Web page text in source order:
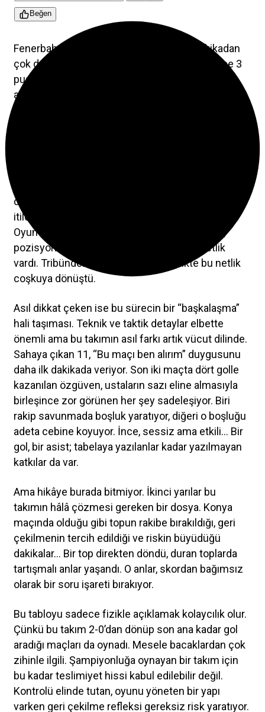
Beğen
Fenerbahçe için bu maç, tabeladaki 90 dakikadan
çok daha fazlasıydı. Bir gün önce hedef sadece 3
puandı; bir gün sonra ise sahaya çıkan şey tam
anlamıyla bir camia refleksi oldu. Olimpiyat
doğru zamanda yapıldı. Rakip kendi yarı sahasına
itildi. Pas yüzdesi neredeyse kusursuza yaklaştı.
Oyun tamamen kontrol altındaydı. Goller geldi,
pozisyonlar geldi. Sahada bir telaş değil, netlik
vardı. Tribündeki tanıdık bir yüzle birlikte bu netlik
coşkuya dönüştü.
Asıl dikkat çeken ise bu sürecin bir “başkalaşma”
hali taşıması. Teknik ve taktik detaylar elbette
önemli ama bu takımın asıl farkı artık vücut dilinde.
Sahaya çıkan 11, “Bu maçı ben alırım” duygusunu
daha ilk dakikada veriyor. Son iki maçta dört golle
kazanılan özgüven, ustaların sazı eline almasıyla
birleşince zor görünen her şey sadeleşiyor. Biri
rakip savunmada boşluk yaratıyor, diğeri o boşluğu
adeta cebine koyuyor. İnce, sessiz ama etkili… Bir
gol, bir asist; tabelaya yazılanlar kadar yazılmayan
katkılar da var.
Ama hikâye burada bitmiyor. İkinci yarılar bu
takımın hâlâ çözmesi gereken bir dosya. Konya
maçında olduğu gibi topun rakibe bırakıldığı, geri
çekilmenin tercih edildiği ve riskin büyüdüğü
dakikalar… Bir top direkten döndü, duran toplarda
tartışmalı anlar yaşandı. O anlar, skordan bağımsız
olarak bir soru işareti bırakıyor.
Bu tabloyu sadece fizikle açıklamak kolaycılık olur.
Çünkü bu takım 2-0’dan dönüp son ana kadar gol
aradığı maçları da oynadı. Mesele bacaklardan çok
zihinle ilgili. Şampiyonluğa oynayan bir takım için
bu kadar teslimiyet hissi kabul edilebilir değil.
Kontrolü elinde tutan, oyunu yöneten bir yapı
varken geri çekilme refleksi gereksiz risk yaratıyor.